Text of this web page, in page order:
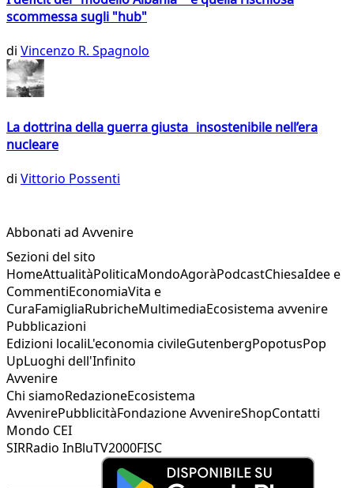
scommessa sugli "hub"
di Vincenzo R. Spagnolo
La dottrina della guerra giusta insostenibile nell’era
nucleare
di Vittorio Possenti
Abbonati ad Avvenire
Sezioni del sito
HomeAttualitàPoliticaMondoAgoràPodcastChiesaIdee e
CommentiEconomiaVita e
CuraFamigliaRubricheMultimediaEcosistema avvenire
Pubblicazioni
Edizioni localiL'economia civileGutenbergPopotusPop
UpLuoghi dell'Infinito
Avvenire
Chi siamoRedazioneEcosistema
AvvenirePubblicitàFondazione AvvenireShopContatti
Mondo CEI
SIRRadio InBluTV2000FISC